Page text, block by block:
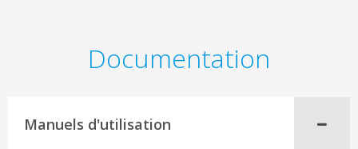
Documentation
Manuels d'utilisation